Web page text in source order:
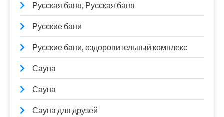
Русская баня, Русская баня
Русские бани
Русские бани, оздоровительный комплекс
Сауна
Сауна
Сауна для друзей